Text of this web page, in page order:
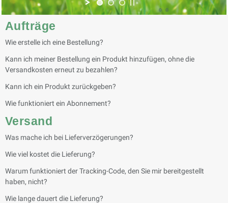
Aufträge
Wie erstelle ich eine Bestellung?
Kann ich meiner Bestellung ein Produkt hinzufügen, ohne die
Versandkosten erneut zu bezahlen?
Kann ich ein Produkt zurückgeben?
Wie funktioniert ein Abonnement?
Versand
Was mache ich bei Lieferverzögerungen?
Wie viel kostet die Lieferung?
Warum funktioniert der Tracking-Code, den Sie mir bereitgestellt
haben, nicht?
Wie lange dauert die Lieferung?